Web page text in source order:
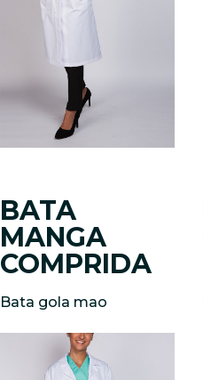
BATA
MANGA
COMPRIDA
Bata gola mao